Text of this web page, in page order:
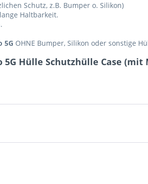
Schutz, z.B. Bumper o. Silikon)
Haltbarkeit.
5G OHNE Bumper, Silikon oder sonstige
Hülle Schutzhülle Case